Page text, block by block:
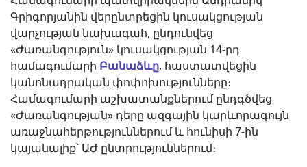
Գրիգորյանին վերընտրեցին կուսակցության
վարչության նախագահ, ընդունվեց
«Ժառանգություն» կուսակցության 14-րդ
համագումարի Բանաձևը, հաստատվեցին
կանոնադրական փոփոխությունները։
Համագումարի աշխատանքներում ընդգծվեց
«Ժառանգության» դերը ազգային կարևորագույն
առաջնահերթություններում և հունիսի 7-ին
կայանալիք՝ ԱԺ ընտրություններում։